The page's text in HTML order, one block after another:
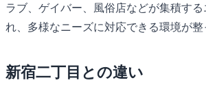
ラブ、ゲイバー、風俗店などが集積す
れ、多様なニーズに対応できる環境が整
新宿二丁目との違い